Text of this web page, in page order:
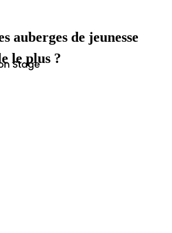
auberges de jeunesse
le plus ?